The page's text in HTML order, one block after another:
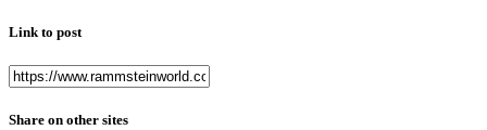
Link to post
Share on other sites